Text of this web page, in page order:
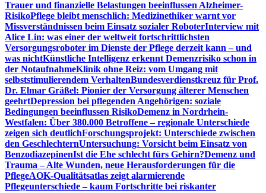
Trauer und finanzielle Belastungen beeinflussen Alzheimer-
RisikoPflege bleibt menschlich: Medizinethiker warnt vor
Missverständnissen beim Einsatz sozialer RoboterInterview mit
Alice Lin: was einer der weltweit fortschrittlichsten
Versorgungsroboter im Dienste der Pflege derzeit kann – und
was nichtKünstliche Intelligenz erkennt Demenzrisiko schon in
der NotaufnahmeKlinik ohne Reiz: vom Umgang mit
selbststimulierendem VerhaltenBundesverdienstkreuz für Prof.
Dr. Elmar Gräßel: Pionier der Versorgung älterer Menschen
geehrtDepression bei pflegenden Angehörigen: soziale
Bedingungen beeinflussen RisikoDemenz in Nordrhein-
Westfalen: Über 380.000 Betroffene – regionale Unterschiede
zeigen sich deutlichForschungsprojekt: Unterschiede zwischen
den GeschlechternUntersuchung: Vorsicht beim Einsatz von
BenzodiazepinenIst die Ehe schlecht fürs Gehirn?Demenz und
Trauma – Alte Wunden, neue Herausforderungen für die
PflegeAOK-Qualitätsatlas zeigt alarmierende
Pflegeunterschiede – kaum Fortschritte bei riskanter